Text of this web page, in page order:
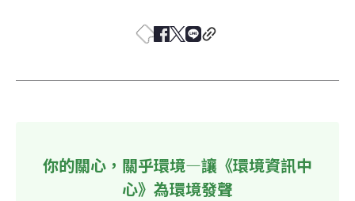
你的關心，關乎環境—讓《環境資訊中
心》為環境發聲